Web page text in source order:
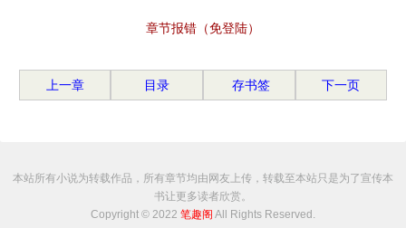
章节报错（免登陆）
上一章 目录 存书签 下一页
本站所有小说为转载作品，所有章节均由网友上传，转载至本站只是为了宣传本
书让更多读者欣赏。
Copyright © 2022 笔趣阁 All Rights Reserved.